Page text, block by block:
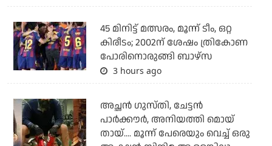
45 മിനിട്ട് മത്സരം, മൂന്ന് ടീം, ഒറ്റ
കിരീടം; 2002ന് ശേഷം ത്രികോണ
പോരിനൊരുങ്ങി ബാഴ്‌സ
3 hours ago
അച്ഛന്‍ ഗുസ്തി, ചേട്ടന്‍
പാര്‍ക്കൗര്‍, അനിയത്തി മൊയ്
തായ്.... മൂന്ന് പേരെയും വെച്ച് ഒരു